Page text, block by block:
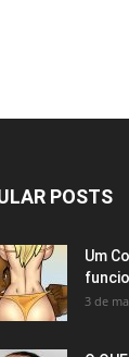
POSTS
Um
3 de